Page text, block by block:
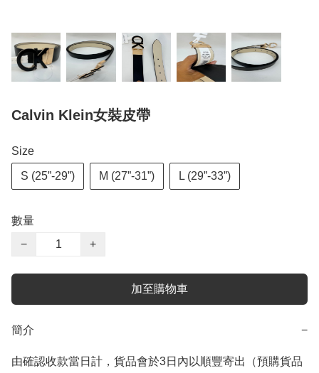
Calvin Klein女裝皮帶
Size
S (25”-29”) M (27”-31”) L (29”-33”)
數量
−
+
加至購物車
簡介 −
由確認收款當日計，貨品會於3日內以順豐寄出（預購貨品